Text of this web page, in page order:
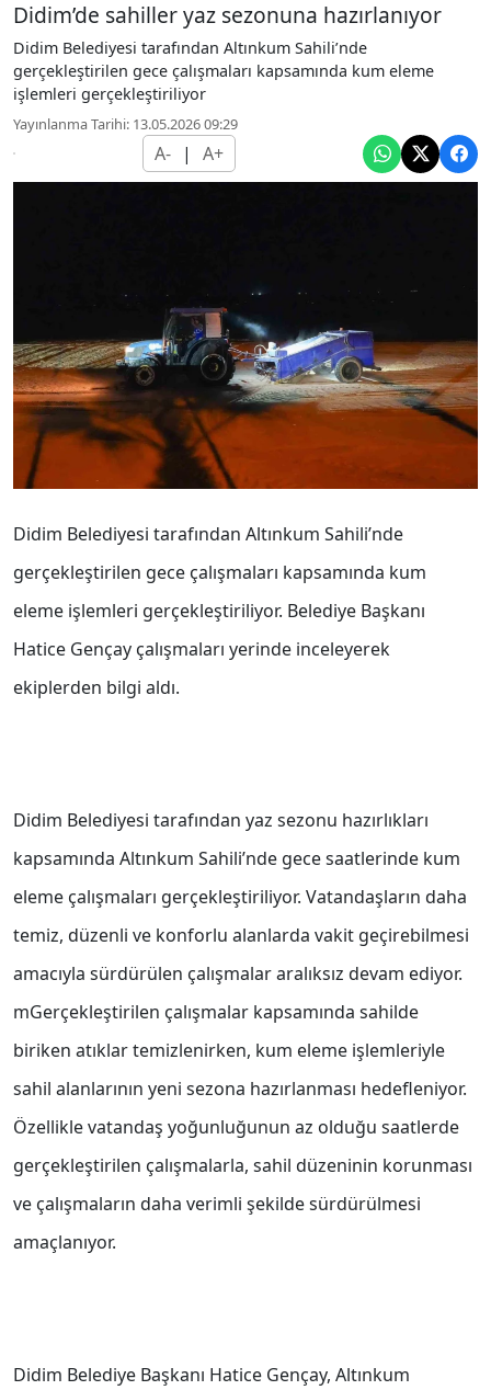
Didim’de sahiller yaz sezonuna hazırlanıyor
Didim Belediyesi tarafından Altınkum Sahili’nde
gerçekleştirilen gece çalışmaları kapsamında kum eleme
işlemleri gerçekleştiriliyor
Yayınlanma Tarihi: 13.05.2026 09:29
A- | A+
Didim Belediyesi tarafından Altınkum Sahili’nde
gerçekleştirilen gece çalışmaları kapsamında kum
eleme işlemleri gerçekleştiriliyor. Belediye Başkanı
Hatice Gençay çalışmaları yerinde inceleyerek
ekiplerden bilgi aldı.
Didim Belediyesi tarafından yaz sezonu hazırlıkları
kapsamında Altınkum Sahili’nde gece saatlerinde kum
eleme çalışmaları gerçekleştiriliyor. Vatandaşların daha
temiz, düzenli ve konforlu alanlarda vakit geçirebilmesi
amacıyla sürdürülen çalışmalar aralıksız devam ediyor.
mGerçekleştirilen çalışmalar kapsamında sahilde
biriken atıklar temizlenirken, kum eleme işlemleriyle
sahil alanlarının yeni sezona hazırlanması hedefleniyor.
Özellikle vatandaş yoğunluğunun az olduğu saatlerde
gerçekleştirilen çalışmalarla, sahil düzeninin korunması
ve çalışmaların daha verimli şekilde sürdürülmesi
amaçlanıyor.
Didim Belediye Başkanı Hatice Gençay, Altınkum